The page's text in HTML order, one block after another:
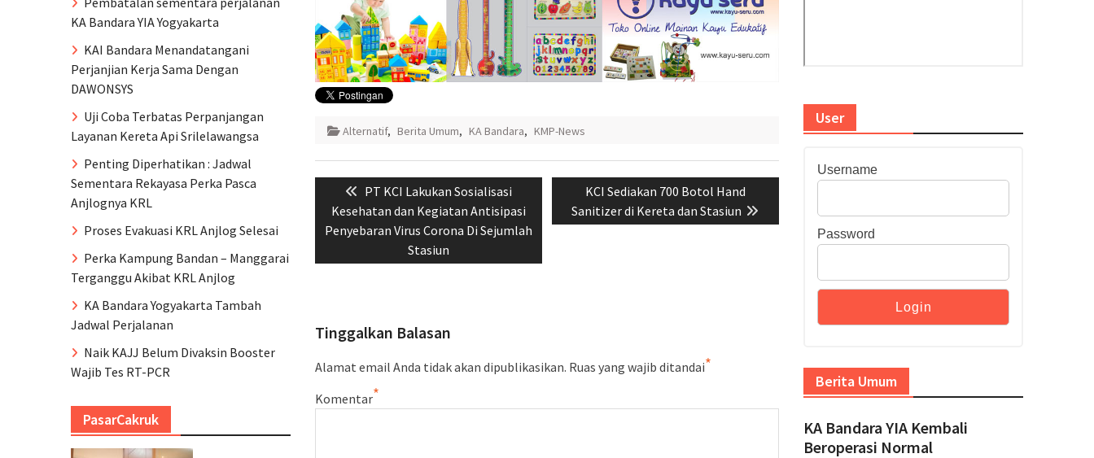
Alternatif, Berita Umum, KA Bandara, KMP-News
Navigasi
Previous
post:
PT KCI Lakukan Sosialisasi
Kesehatan dan Kegiatan Antisipasi
Penyebaran Virus Corona Di Sejumlah
Stasiun
Next
post:
KCI Sediakan 700 Botol Hand
Sanitizer di Kereta dan Stasiun
Tinggalkan Balasan
Alamat email Anda tidak akan dipublikasikan. Ruas yang wajib ditandai*
Komentar*
User
Username
Password
Berita Umum
KA Bandara YIA Kembali
Beroperasi Normal
KA Bandara YIA Yogyakarta
KAI Bandara Menandatangani
Perjanjian Kerja Sama Dengan
DAWONSYS
Uji Coba Terbatas Perpanjangan
Layanan Kereta Api Srilelawangsa
Penting Diperhatikan : Jadwal
Sementara Rekayasa Perka Pasca
Anjlognya KRL
Proses Evakuasi KRL Anjlog Selesai
Perka Kampung Bandan – Manggarai
Terganggu Akibat KRL Anjlog
KA Bandara Yogyakarta Tambah
Jadwal Perjalanan
Naik KAJJ Belum Divaksin Booster
Wajib Tes RT-PCR
PasarCakruk